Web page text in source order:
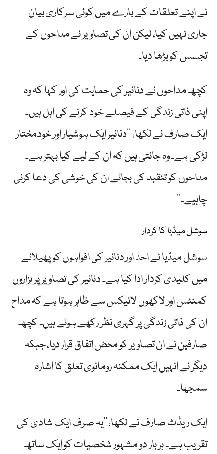
نے اپنے تعلقات کے بارے میں کوئی سرکاری بیان
جاری نہیں کیا، لیکن ان کی تصاویر نے مداحوں کے
تجسس کو بڑھا دیا۔
کچھ مداحوں نے دنانیر کی حمایت کی اور کہا کہ وہ
اپنی ذاتی زندگی کے فیصلے خود کرنے کی اہل ہیں۔
ایک صارف نے لکھا، ’’دنانیر ایک ہوشیار اور خودمختار
لڑکی ہے۔ وہ جانتی ہیں کہ ان کے لیے کیا بہتر ہے۔
مداحوں کو تنقید کی بجائے ان کی خوشی کی دعا کرنی
چاہیے۔‘‘
سوشل میڈیا کا کردار
سوشل میڈیا نے احد اور دنانیر کی افواہوں کو پھیلانے
میں کلیدی کردار ادا کیا ہے۔ دنانیر کی تصاویر پر ہزاروں
کمنٹس اور لاکھوں لائیکس سے ظاہر ہوتا ہے کہ مداح
ان کی ذاتی زندگی پر گہری نظر رکھے ہوئے ہیں۔ کچھ
صارفین نے ان تصاویر کو محض اتفاق قرار دیا، جبکہ
دیگر نے انہیں ایک ممکنہ رومانوی تعلق کا اشارہ
سمجھا۔
ایک ریڈٹ صارف نے لکھا، ’’یہ صرف ایک شادی کی
تقریب ہے۔ ہر بار دو مشہور شخصیات کو ایک ساتھ